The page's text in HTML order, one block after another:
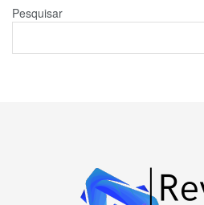
Pesquisar